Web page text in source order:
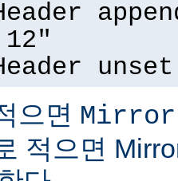
으면
적으면